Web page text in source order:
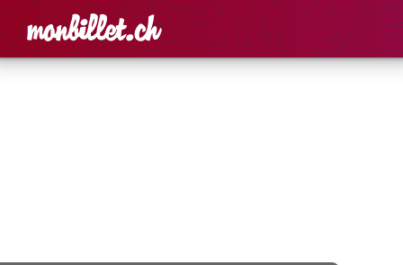
Accueil Rechercher un
Panier